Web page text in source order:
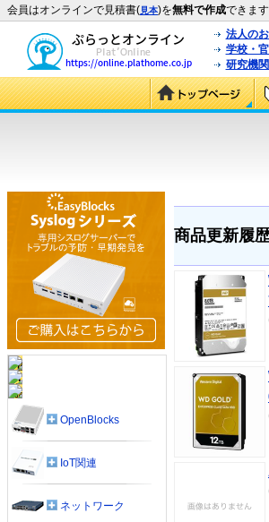
会員はオンラインで見積書(見本)を無料で作成できます
法人の
学校・
研究機
商品更新履
OpenBlocks
IoT関連
ネットワーク